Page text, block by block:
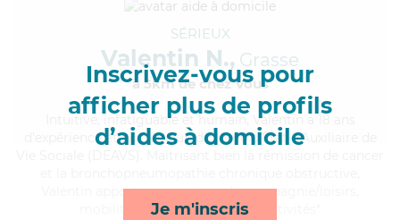
Inscrivez-vous pour
afficher plus de profils
d’aides à domicile
Je m'inscris
SÉRIEUX
Valentin N., Grasse
à 5km de chez Vous
, infatiguable et humain, Valentin a 18 ans
d'expérience et possède un diplôme d'État d'Auxiliaire de
Valentin apporte ses services de compagnie/loisirs,
mobilité, courses/livraison et activités*